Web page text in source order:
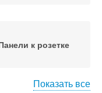
к розетке
Показать все